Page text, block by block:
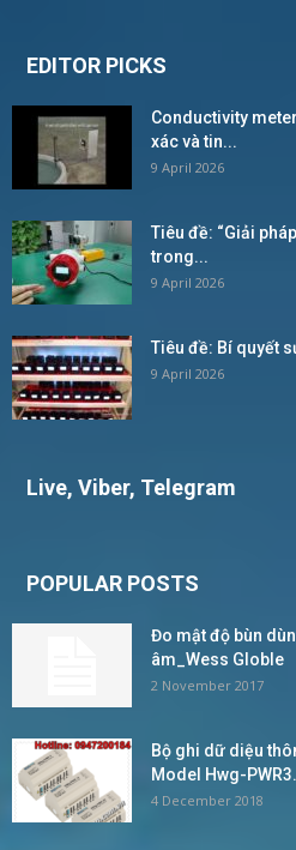
EDITOR PICKS
Conductivity
xác và tin...
9 April 2026
Tiêu đề: “Giải
trong...
9 April 2026
Tiêu đề: Bí quyết
9 April 2026
Live, Viber, Telegram
POPULAR POSTS
Đo mật độ bùn
âm_Wess Globle
2 November 2017
Bộ ghi dữ diệu
Model Hwg-
4 December 2018